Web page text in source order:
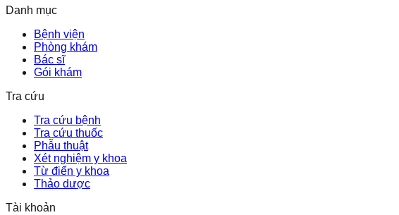
Danh mục
Bệnh viện
Phòng khám
Bác sĩ
Gói khám
Tra cứu
Tra cứu bệnh
Tra cứu thuốc
Phẫu thuật
Xét nghiệm y khoa
Từ điển y khoa
Thảo dược
Tài khoản